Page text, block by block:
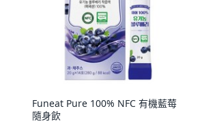
Funeat Pure 100% NFC 有機藍莓
隨身飲